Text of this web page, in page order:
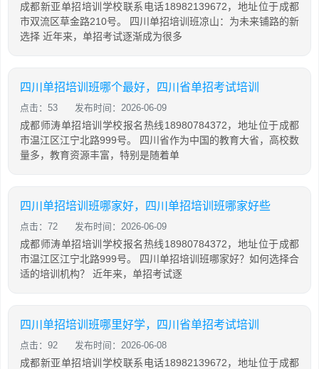
成都新亚单招培训学校联系电话18982139672，地址位于成都
市双流区草金路210号。 四川单招培训班凉山：为未来铺路的新
选择 近年来，单招考试逐渐成为很多
四川单招培训班哪个最好，四川省单招考试培训
点击：53 发布时间：2026-06-09
成都师涛单招培训学校报名热线18980784372，地址位于成都
市温江区江宁北路999号。 四川省作为中国的教育大省，高校数
量多，教育资源丰富，特别是随着单
四川单招培训班哪家好，四川单招培训班哪家好些
点击：72 发布时间：2026-06-09
成都师涛单招培训学校报名热线18980784372，地址位于成都
市温江区江宁北路999号。 四川单招培训班哪家好？如何选择合
适的培训机构？ 近年来，单招考试逐
四川单招培训班哪里好学，四川省单招考试培训
点击：92 发布时间：2026-06-08
成都新亚单招培训学校联系电话18982139672，地址位于成都